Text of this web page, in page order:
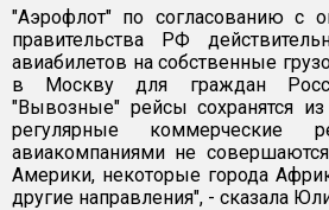
"Аэрофлот" по согласованию с
правительства РФ
авиабилетов на собственные
в Москву для граждан
"Вывозные" рейсы сохранятся
регулярные коммерческие
авиакомпаниями не
Америки, некоторые города
другие направления", - сказала